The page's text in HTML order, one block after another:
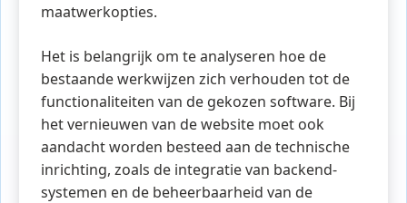
maatwerkopties.
Het is belangrijk om te analyseren hoe de
bestaande werkwijzen zich verhouden tot de
functionaliteiten van de gekozen software. Bij
het vernieuwen van de website moet ook
aandacht worden besteed aan de technische
inrichting, zoals de integratie van backend-
systemen en de beheerbaarheid van de